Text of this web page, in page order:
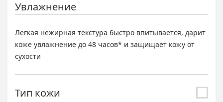
Увлажнение
Легкая нежирная текстура быстро впитывается, дарит
коже увлажнение до 48 часов* и защищает кожу от
сухости
Тип кожи